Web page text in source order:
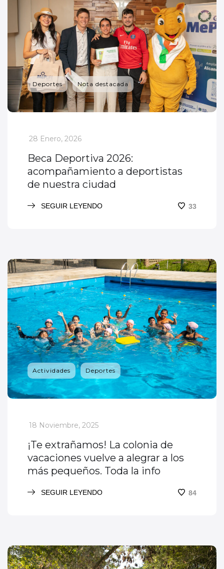
Deportes Nota destacada
_
28 Enero, 2026
Beca Deportiva 2026:
acompañamiento a deportistas
de nuestra ciudad
SEGUIR LEYENDO 33
Actividades Deportes
_
18 Noviembre, 2025
¡Te extrañamos! La colonia de
vacaciones vuelve a alegrar a los
más pequeños. Toda la info
SEGUIR LEYENDO 84